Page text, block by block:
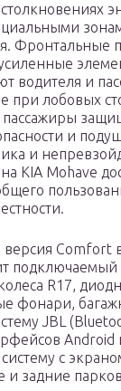
Фронтальные
водителя и
при лобовых
пассажиры
и
и
KIA Mohave
версия Comfort
R17,
фонари,
JBL
Android
с
и задние